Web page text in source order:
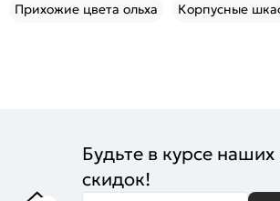
Прихожие цвета ольха Корпусные
Будьте в курсе
скидок!